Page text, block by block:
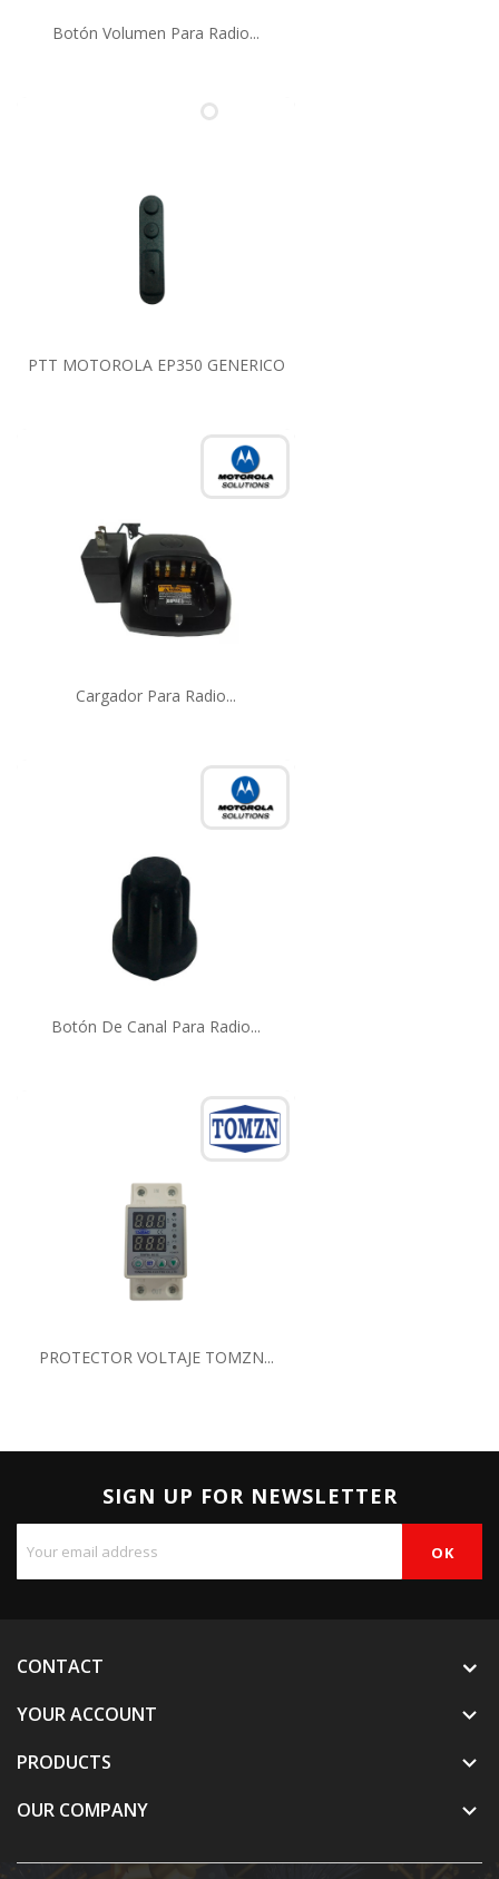
Botón Volumen Para Radio...
PTT MOTOROLA EP350 GENERICO
Cargador Para Radio...
Botón De Canal Para Radio...
PROTECTOR VOLTAJE TOMZN...
SIGN UP FOR NEWSLETTER
CONTACT
YOUR ACCOUNT

PRODUCTS 
OUR COMPANY 